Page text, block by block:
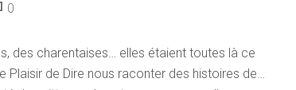
0
des charentaises… elles étaient toutes là ce
de Dire nous raconter des histoires de…